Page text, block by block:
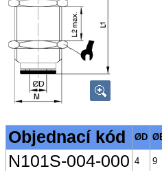
Objednací kód ØD
N101S-004-000 4 9